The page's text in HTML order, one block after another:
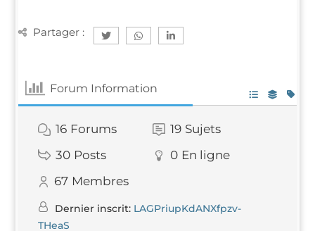
Par­ta­ger :
Forum Infor­ma­tion
16 Forums 19 Sujets
30 Posts 0 En ligne
67 Membres
Der­nier ins­crit: LAG­PriupK­dAN­Xfpzv­
THeaS